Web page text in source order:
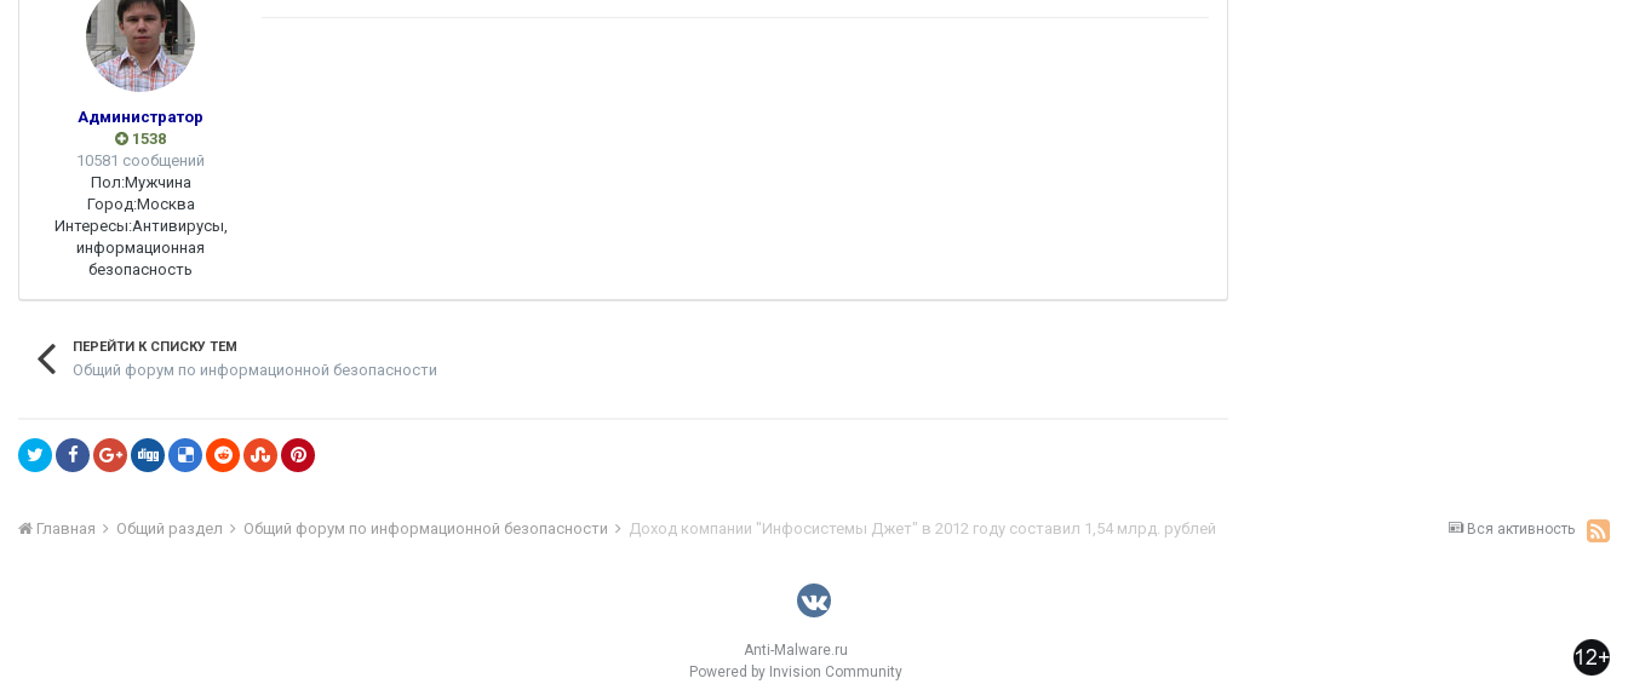
Администратор
1538
10581 сообщений
Пол:Мужчина
Город:Москва
Интересы:Антивирусы,
информационная
безопасность
ПЕРЕЙТИ К СПИСКУ ТЕМ
Общий форум по информационной безопасности
Вся активность
Главная Общий раздел Общий форум по информационной безопасности Доход компании "Инфосистемы Джет" в 2012 году составил 1,54 млрд. рублей
Anti-Malware.ru
Powered by Invision Community